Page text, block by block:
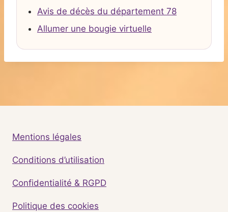
Avis de décès du département 78
Allumer une bougie virtuelle
Mentions légales
Conditions d’utilisation
Confidentialité & RGPD
Politique des cookies